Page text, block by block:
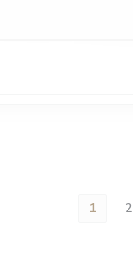
1 2